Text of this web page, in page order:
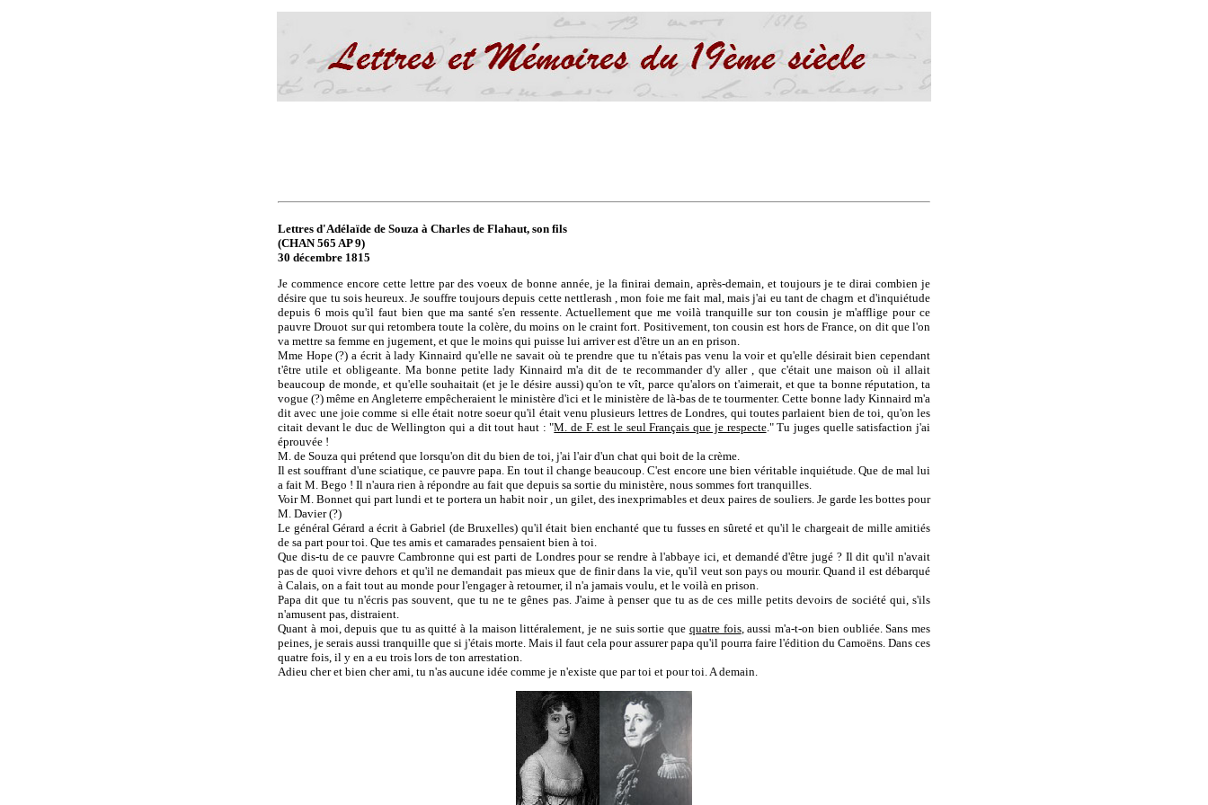
Lettres d'Adélaïde de Souza à Charles de Flahaut, son fils
(CHAN 565 AP 9)
30 décembre 1815
Je commence encore cette lettre par des voeux de bonne année, je la finirai demain, après-demain, et toujours je te dirai combien je
désire que tu sois heureux. Je souffre toujours depuis cette nettlerash , mon foie me fait mal, mais j'ai eu tant de chagrn et d'inquiétude
depuis 6 mois qu'il faut bien que ma santé s'en ressente. Actuellement que me voilà tranquille sur ton cousin je m'afflige pour ce
pauvre Drouot sur qui retombera toute la colère, du moins on le craint fort. Positivement, ton cousin est hors de France, on dit que l'on
va mettre sa femme en jugement, et que le moins qui puisse lui arriver est d'être un an en prison.
Mme Hope (?) a écrit à lady Kinnaird qu'elle ne savait où te prendre que tu n'étais pas venu la voir et qu'elle désirait bien cependant
t'être utile et obligeante. Ma bonne petite lady Kinnaird m'a dit de te recommander d'y aller , que c'était une maison où il allait
beaucoup de monde, et qu'elle souhaitait (et je le désire aussi) qu'on te vît, parce qu'alors on t'aimerait, et que ta bonne réputation, ta
vogue (?) même en Angleterre empêcheraient le ministère d'ici et le ministère de là-bas de te tourmenter. Cette bonne lady Kinnaird m'a
dit avec une joie comme si elle était notre soeur qu'il était venu plusieurs lettres de Londres, qui toutes parlaient bien de toi, qu'on les
citait devant le duc de Wellington qui a dit tout haut : "M. de F. est le seul Français que je respecte." Tu juges quelle satisfaction j'ai
éprouvée !
M. de Souza qui prétend que lorsqu'on dit du bien de toi, j'ai l'air d'un chat qui boit de la crème.
Il est souffrant d'une sciatique, ce pauvre papa. En tout il change beaucoup. C'est encore une bien véritable inquiétude. Que de mal lui
a fait M. Bego ! Il n'aura rien à répondre au fait que depuis sa sortie du ministère, nous sommes fort tranquilles.
Voir M. Bonnet qui part lundi et te portera un habit noir , un gilet, des inexprimables et deux paires de souliers. Je garde les bottes pour
M. Davier (?)
Le général Gérard a écrit à Gabriel (de Bruxelles) qu'il était bien enchanté que tu fusses en sûreté et qu'il le chargeait de mille amitiés
de sa part pour toi. Que tes amis et camarades pensaient bien à toi.
Que dis-tu de ce pauvre Cambronne qui est parti de Londres pour se rendre à l'abbaye ici, et demandé d'être jugé ? Il dit qu'il n'avait
pas de quoi vivre dehors et qu'il ne demandait pas mieux que de finir dans la vie, qu'il veut son pays ou mourir. Quand il est débarqué
à Calais, on a fait tout au monde pour l'engager à retourner, il n'a jamais voulu, et le voilà en prison.
Papa dit que tu n'écris pas souvent, que tu ne te gênes pas. J'aime à penser que tu as de ces mille petits devoirs de société qui, s'ils
n'amusent pas, distraient.
Quant à moi, depuis que tu as quitté à la maison littéralement, je ne suis sortie que quatre fois, aussi m'a-t-on bien oubliée. Sans mes
peines, je serais aussi tranquille que si j'étais morte. Mais il faut cela pour assurer papa qu'il pourra faire l'édition du Camoëns. Dans ces
quatre fois, il y en a eu trois lors de ton arrestation.
Adieu cher et bien cher ami, tu n'as aucune idée comme je n'existe que par toi et pour toi. A demain.